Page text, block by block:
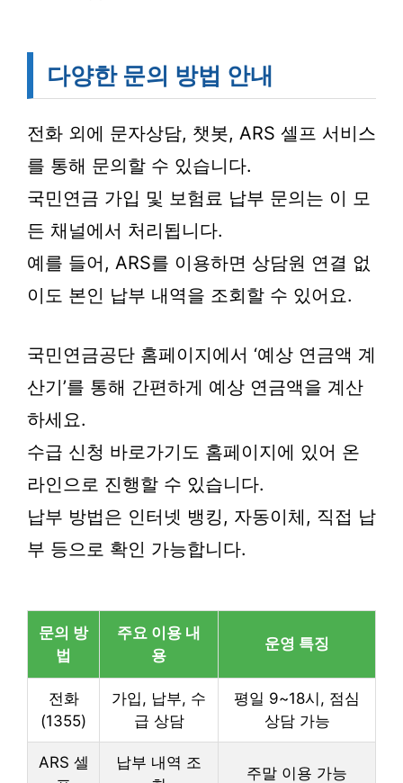
다양한 문의 방법 안내
전화 외에 문자상담, 챗봇, ARS 셀프 서비스
를 통해 문의할 수 있습니다.
국민연금 가입 및 보험료 납부 문의는 이 모
든 채널에서 처리됩니다.
예를 들어, ARS를 이용하면 상담원 연결 없
이도 본인 납부 내역을 조회할 수 있어요.
국민연금공단 홈페이지에서 ‘예상 연금액 계
산기’를 통해 간편하게 예상 연금액을 계산
하세요.
수급 신청 바로가기도 홈페이지에 있어 온
라인으로 진행할 수 있습니다.
납부 방법은 인터넷 뱅킹, 자동이체, 직접 납
부 등으로 확인 가능합니다.
문의 방
법
주요 이용 내
용
운영 특징
전화
(1355)
가입, 납부, 수
급 상담
평일 9~18시, 점심
상담 가능
ARS 셀
납부 내역 조
주말 이용 가능